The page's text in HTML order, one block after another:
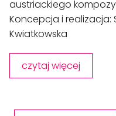
austriackiego
Koncepcja i realizacja:
Kwiatkowska
czytaj więcej